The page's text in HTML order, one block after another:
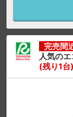
完売間
人気の
(残り1台)